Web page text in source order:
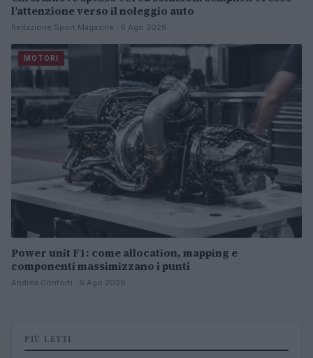
l’attenzione verso il noleggio auto
Redazione Sport Magazine · 6 Ago 2026
MOTORI
Power unit F1: come allocation, mapping e
componenti massimizzano i punti
Andrea Conforti · 6 Ago 2026
PIÙ LETTI